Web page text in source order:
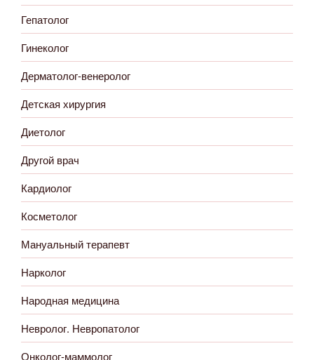
Гепатолог
Гинеколог
Дерматолог-венеролог
Детская хирургия
Диетолог
Другой врач
Кардиолог
Косметолог
Мануальный терапевт
Нарколог
Народная медицина
Невролог. Невропатолог
Онколог-маммолог